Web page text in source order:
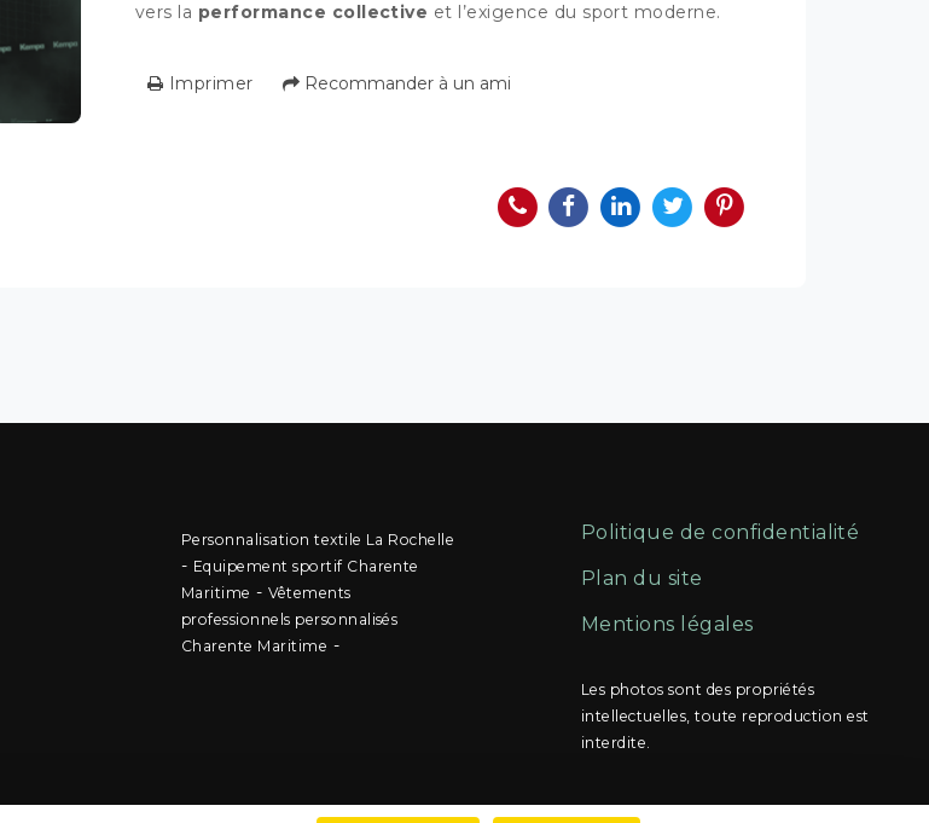
vers la performance collective et l’exigence du sport moderne.
Imprimer Recommander à un ami
Personnalisation textile La Rochelle
- Equipement sportif Charente
Maritime -Vêtements
professionnels personnalisés
Charente Maritime -
Politique de confidentialité
Plan du site
Mentions légales
Les photos sont des propriétés
intellectuelles, toute reproduction est
interdite.